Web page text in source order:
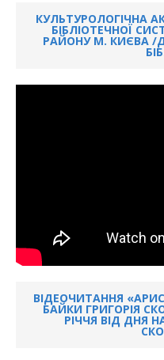
КУЛЬТУРОЛОГІЧНА
БІБЛІОТЕЧНОЇ
РАЙОНУ М. КИЄВА /
ВІДЕОЧИТАННЯ
БАЙКИ ГРИГОРІЯ
РІЧЧЯ ВІД ДНЯ